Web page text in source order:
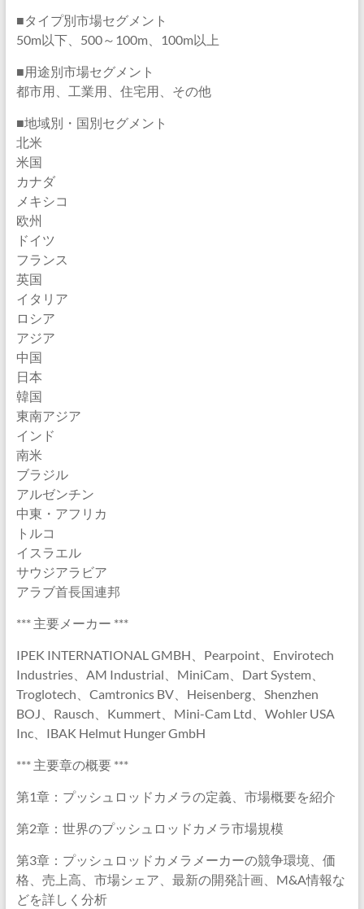
■タイプ別市場セグメント
50m以下、500～100m、100m以上
■用途別市場セグメント
都市用、工業用、住宅用、その他
■地域別・国別セグメント
北米
米国
カナダ
メキシコ
欧州
ドイツ
フランス
英国
イタリア
ロシア
アジア
中国
日本
韓国
東南アジア
インド
南米
ブラジル
アルゼンチン
中東・アフリカ
トルコ
イスラエル
サウジアラビア
アラブ首長国連邦
*** 主要メーカー ***
IPEK INTERNATIONAL GMBH、Pearpoint、Envirotech
Industries、AM Industrial、MiniCam、Dart System、
Troglotech、Camtronics BV、Heisenberg、Shenzhen
BOJ、Rausch、Kummert、Mini-Cam Ltd、Wohler USA
Inc、IBAK Helmut Hunger GmbH
*** 主要章の概要 ***
第1章：プッシュロッドカメラの定義、市場概要を紹介
第2章：世界のプッシュロッドカメラ市場規模
第3章：プッシュロッドカメラメーカーの競争環境、価
格、売上高、市場シェア、最新の開発計画、M&A情報な
どを詳しく分析